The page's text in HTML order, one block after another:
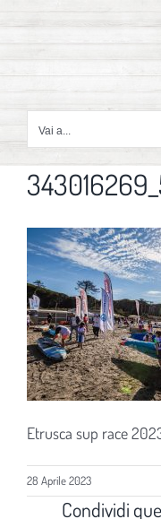
contenuto
Vai a...
Etrusca sup race
28 Aprile 2023
Condividi